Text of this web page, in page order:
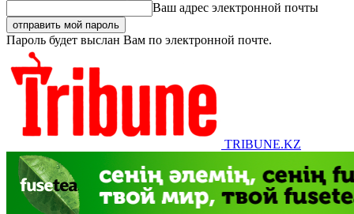
Ваш адрес электронной почты
Пароль будет выслан Вам по электронной почте.
TRIBUNE.KZ